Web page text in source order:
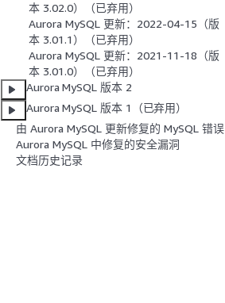
本 3.02.0）（已弃用）
Aurora MySQL 更新：2022-04-15（版
本 3.01.1）（已弃用）
Aurora MySQL 更新：2021-11-18（版
本 3.01.0）（已弃用）
Aurora MySQL 版本 2
Aurora MySQL 版本 1（已弃用）
由 Aurora MySQL 更新修复的 MySQL 错误
Aurora MySQL 中修复的安全漏洞
文档历史记录